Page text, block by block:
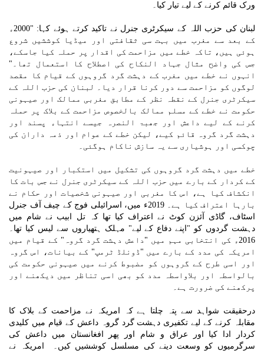
ورک قائم کرنے کے لیے تیار کیا۔
لبنان کی حزب اللہ کے سیکرٹری جنرل نے تاکید کرتے ہوئے کہا: "2000ء
کے بعد سے مغرب میں بہت سی ثقافتی اور میڈیا کوششیں شروع
ہوئی ہیں، تاکہ خطے میں مزاحمت کی اقدار پر حملہ کیا جاسکے،
جس کی واضح مثال جہاد النکاح کی اصطلاح کا استعمال تھا۔"
انہوں نے خطے میں مغرب کے دہشت گرد گروہوں کے قیام کا مقصد
لوگوں کو مزاحمت سے دور کرنا قرار دیا۔ لبنان کی حزب اللہ کے
سیکرٹری جنرل کے نقطہ نظر کے مطابق مغربی ممالک اور صیہونی
حکومت نے خطے کے مسلم ممالک بالخصوص مزاحمت کے بلاک پر حملہ
کرنے کے لیے داعش اور جھبۃ النصرہ جیسے انتہاء پسند اور
دہشت گرد گروہ قائم کیے، لیکن خطے کے عوام اور ذمہ داران کی
چوکسی اور ہوشیاری سے یہ سازش ناکام ہوگئی۔
خطے میں دہشت گرد گروہوں کی تشکیل میں استکبار اور صیہونیت
کے کردار کے بارے میں حزب اللہ کے سیکرٹری جنرل نے جس بات کا
انکشاف کیا ہے، اس کا مغربی اور صیہونی شخصیات اور حکام نے
بارہا اعتراف کیا ہے۔ 2019ء میں، اسرائیلی فوج کے چیف آف جنرل
اسٹاف، گاڈی آئزن کوٹ نے اعتراف کیا تھا کہ تل ابیب نے شام میں
دہشت گردوں کو "اپنے دفاع کے لیے" مہلک ہتھیاروں سے لیس کیا تھا۔
2016ء کی انتخابی مہم میں "داعش دہشت گرد گروہ" کے قیام میں
امریکہ کی مدد کے بارے میں "ڈونلڈ ٹرمپ" کے بیانات، اس گروہ
اور اسی طرح کے گروہوں کو مضبوط کرنے میں صیہونی حکومت کی
بالواسطہ اور بلاواسطہ مدد کو بھی اسی تناظر میں دیکھنے اور
پرکھنے کی ضرورت ہے۔
درحقیقت شواہد سے پتہ چلتا ہے کہ امریکہ نے مزاحمت کے بلاک کا
مقابلہ کرنے کے لیے تکفیری دہشت گرد گروہ داعش کے قیام میں کلیدی
کردار ادا کیا اور عراق و شام اور پھر افغانستان میں داعش کی
سرگرمیوں کو وسعت دینے کی مسلسل کوششیں کیں۔ امریکہ نے